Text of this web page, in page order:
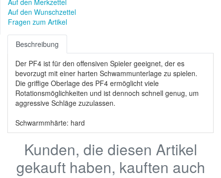
Auf den Wunschzettel
Fragen zum Artikel
Beschreibung
Der PF4 ist für den offensiven Spieler geeignet, der es
bevorzugt mit einer harten Schwammunterlage zu spielen.
Die griffige Oberlage des PF4 ermöglicht viele
Rotationsmöglichkeiten und ist dennoch schnell genug, um
aggressive Schläge zuzulassen.
Schwarmmhärte: hard
Kunden, die diesen Artikel
gekauft haben, kauften auch